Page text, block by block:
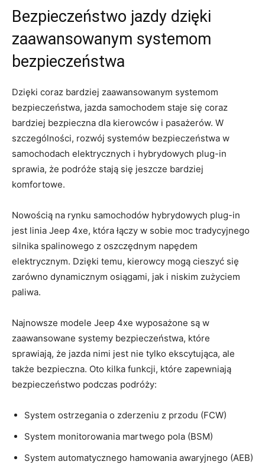
Bezpieczeństwo jazdy dzięki
zaawansowanym⁤ systemom
bezpieczeństwa
Dzięki​ coraz bardziej zaawansowanym systemom
bezpieczeństwa,‌ jazda samochodem staje się⁣ coraz
bardziej bezpieczna dla kierowców i pasażerów. W
szczególności, rozwój systemów bezpieczeństwa ‌w
samochodach elektrycznych⁤ i hybrydowych​ plug-in
sprawia,⁣ że ​podróże stają ⁢się jeszcze ​bardziej​
komfortowe.
Nowością na‍ rynku ‍samochodów hybrydowych plug-in
⁤jest linia Jeep ​4xe, która łączy w ‍sobie moc tradycyjnego⁣
silnika spalinowego z oszczędnym napędem
elektrycznym. Dzięki ⁢temu, kierowcy mogą cieszyć się
zarówno ⁣dynamicznym osiągami, jak i niskim zużyciem‌
paliwa.
Najnowsze modele Jeep 4xe wyposażone są w
zaawansowane systemy bezpieczeństwa, ⁣które
sprawiają, że‍ jazda nimi jest nie ‍tylko ekscytująca,⁣ ale
także bezpieczna. Oto kilka funkcji, które zapewniają
bezpieczeństwo podczas ⁢podróży:
System ostrzegania​ o zderzeniu ⁢z przodu⁢ (FCW)
System monitorowania martwego​ pola ‍(BSM)
System automatycznego hamowania awaryjnego (AEB)